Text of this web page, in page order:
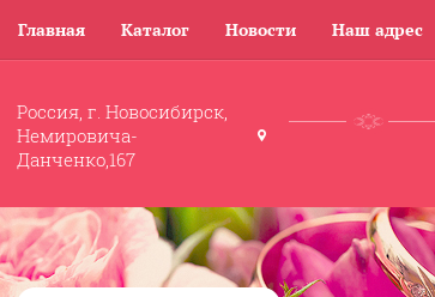
Главная Каталог Новости Наш адрес
Россия, г. Новосибирск,
Немировича-
Данченко,167